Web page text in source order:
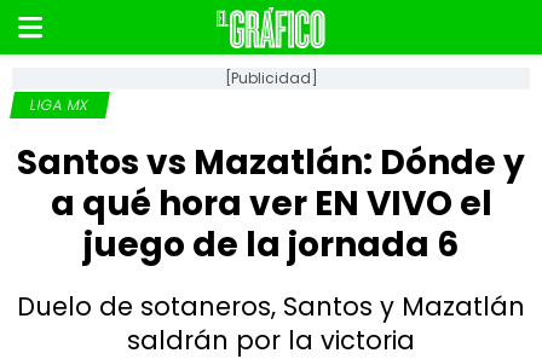
[Publicidad]
LIGA MX
Santos vs Mazatlán: Dónde y
a qué hora ver EN VIVO el
juego de la jornada 6
Duelo de sotaneros, Santos y Mazatlán
saldrán por la victoria